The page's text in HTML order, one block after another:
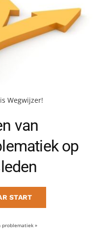
Wegwijzer!
van
op
START
problematiek»